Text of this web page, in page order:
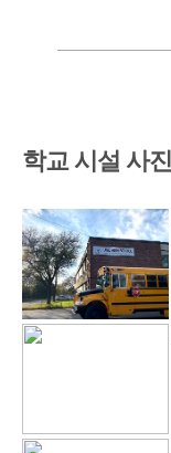
학교 시설 사진